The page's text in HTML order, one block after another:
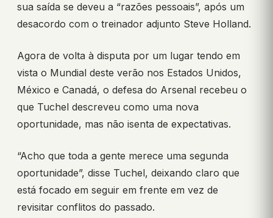
sua saída se deveu a “razões pessoais”, após um
desacordo com o treinador adjunto Steve Holland.
Agora de volta à disputa por um lugar tendo em
vista o Mundial deste verão nos Estados Unidos,
México e Canadá, o defesa do Arsenal recebeu o
que Tuchel descreveu como uma nova
oportunidade, mas não isenta de expectativas.
“Acho que toda a gente merece uma segunda
oportunidade”, disse Tuchel, deixando claro que
está focado em seguir em frente em vez de
revisitar conflitos do passado.